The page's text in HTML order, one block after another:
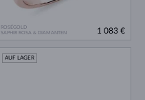
ROSÉGOLD
SAPHIR ROSA & DIAMANTEN
1 083 €
AUF LAGER